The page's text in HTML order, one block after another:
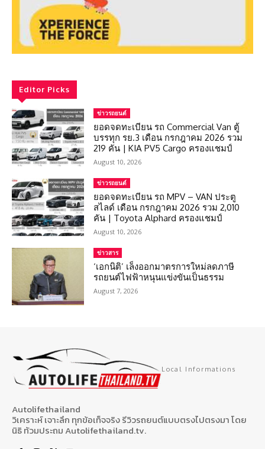
Editor Picks
ข่าวรถยนต์
ยอดจดทะเบียน รถ Commercial Van ตู้
บรรทุก รย.3 เดือน กรกฎาคม 2026 รวม
219 คัน | KIA PV5 Cargo ครองแชมป์
August 10, 2026
ข่าวรถยนต์
ยอดจดทะเบียน รถ MPV – VAN ประตู
สไลด์ เดือน กรกฎาคม 2026 รวม 2,010
คัน | Toyota Alphard ครองแชมป์
August 10, 2026
ข่าวสาร
‘เอกนิติ’ เล็งออกมาตรการใหม่ลดภาษี
รถยนต์ไฟฟ้าหนุนแข่งขันเป็นธรรม
August 7, 2026
Local Informations
Autolifethailand
วิเคราะห์ เจาะลึก ทุกข้อเท็จจริง รีวิวรถยนต์แบบตรงไปตรงมา โดย
นิธิ ท้วมประถม Autolifethailand.tv.